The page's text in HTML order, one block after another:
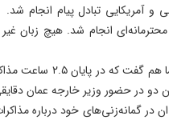
و آمریکایی تبادل پیام انجام
انجام شد. هیچ زبان غیر
عراقچی همچنین به خبرنگار
دو در حضور وزیر خارجه عمان
گمانه‌زنی‌های خود درباره